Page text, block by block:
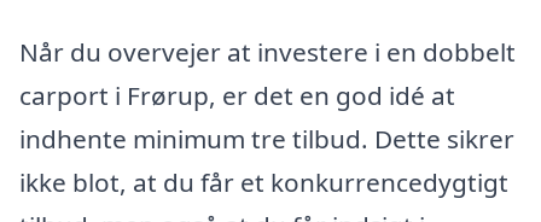
Når du overvejer at investere i en dobbelt
carport i Frørup, er det en god idé at
indhente minimum tre tilbud. Dette sikrer
ikke blot, at du får et konkurrencedygtigt